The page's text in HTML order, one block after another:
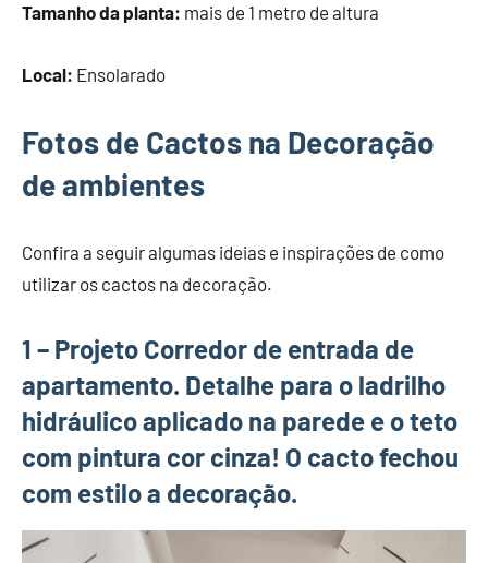
Tamanho da planta: mais de 1 metro de altura
Local: Ensolarado
Fotos de Cactos na Decoração
de ambientes
Confira a seguir algumas ideias e inspirações de como
utilizar os cactos na decoração.
1 – Projeto Corredor de entrada de
apartamento. Detalhe para o ladrilho
hidráulico aplicado na parede e o teto
com pintura cor cinza! O cacto fechou
com estilo a decoração.